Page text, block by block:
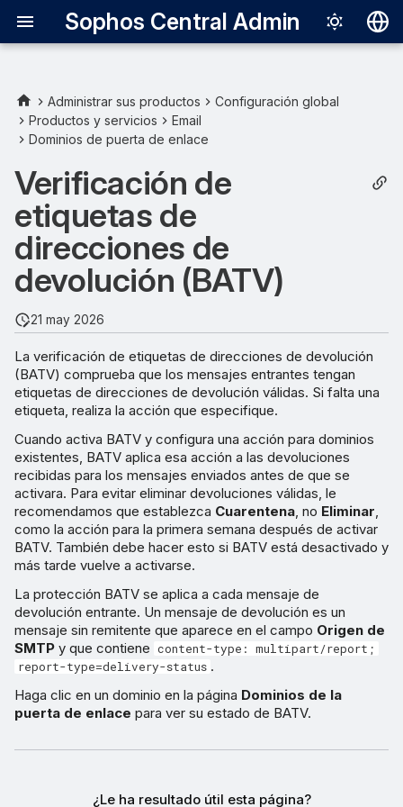
Sophos Central Admin
English
Administrar sus productos
Configuración global
Productos y servicios
Email
Dominios de puerta de enlace
Verificación de
etiquetas de
direcciones de
devolución (BATV)
21 may 2026
La verificación de etiquetas de direcciones de devolución
(BATV) comprueba que los mensajes entrantes tengan
etiquetas de direcciones de devolución válidas. Si falta una
etiqueta, realiza la acción que especifique.
Cuando activa BATV y configura una acción para dominios
existentes, BATV aplica esa acción a las devoluciones
recibidas para los mensajes enviados antes de que se
activara. Para evitar eliminar devoluciones válidas, le
recomendamos que establezca Cuarentena , no Eliminar
como la acción para la primera semana después de activar
BATV. También debe hacer esto si BATV está desactivado y
más tarde vuelve a activarse.
La protección BATV se aplica a cada mensaje de
devolución entrante. Un mensaje de devolución es un
mensaje sin remitente que aparece en el campo Origen de
SMTP y que contiene content-type: multipart/report;
report-type=delivery-status .
Haga clic en un dominio en la página Dominios de la
puerta de enlace para ver su estado de BATV.
¿Le ha resultado útil esta página?